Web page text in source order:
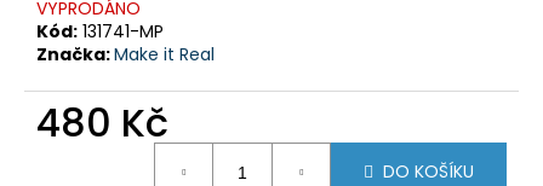
VYPRODÁNO
Kód: 131741-MP
Značka:Make it Real
480 Kč
DO KOŠÍKU
o